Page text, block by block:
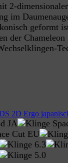
2-dimensionaler
im
geformt
der Chameleon